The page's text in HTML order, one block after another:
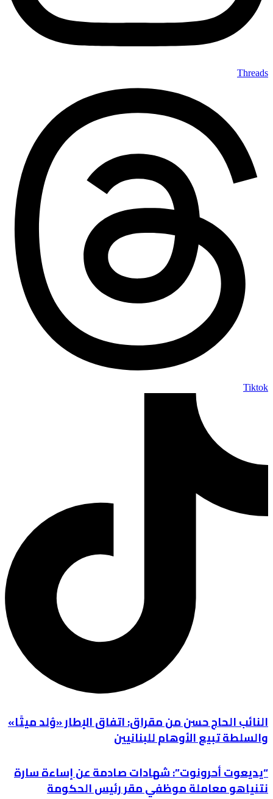
Threads
Tiktok
النائب الحاج حسن من مقراق: اتفاق الإطار «وُلد ميتًا»
والسلطة تبيع الأوهام للبنانيين
“يديعوت أحرونوت”: شهادات صادمة عن إساءة سارة
نتنياهو معاملة موظفي مقر رئيس الحكومة